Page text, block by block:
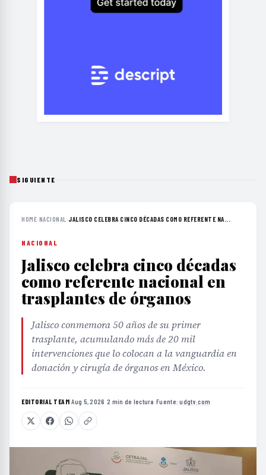
SIGUIENTE
HOME›NACIONAL ›JALISCO CELEBRA CINCO DÉCADAS COMO REFERENTE NA...
NACIONAL
Jalisco celebra cinco décadas
como referente nacional en
trasplantes de órganos
Jalisco conmemora 50 años de su primer
trasplante, acumulando más de 20 mil
intervenciones que lo colocan a la vanguardia en
donación y cirugía de órganos en México.
EDITORIAL TEAM·Aug 5, 2026 ·2 min de lectura ·Fuente:udgtv.com